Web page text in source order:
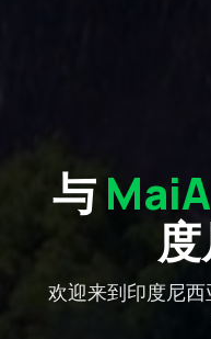
与MaiA
欢迎来到印度尼